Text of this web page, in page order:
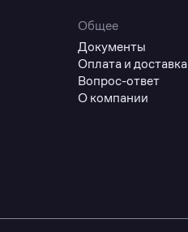
Общее
Документы
Оплата и доставка
Вопрос-ответ
О компании